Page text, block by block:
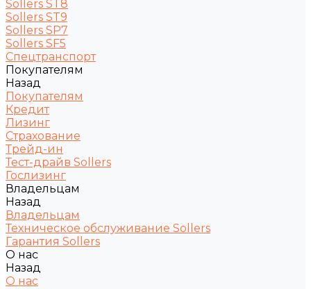
Sollers ST8
Sollers ST9
Sollers SP7
Sollers SF5
Спецтранспорт
Покупателям
Назад
Покупателям
Кредит
Лизинг
Страхование
Трейд-ин
Тест-драйв Sollers
Гослизинг
Владельцам
Назад
Владельцам
Техническое обслуживание Sollers
Гарантия Sollers
О нас
Назад
О нас